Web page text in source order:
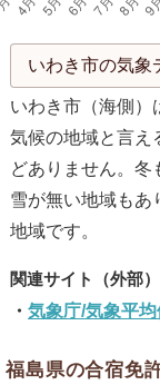
いわき市の気象
いわき市（海側）
気候の地域と言え
どありません。冬
雪が無い地域もあ
地域です。
気象庁/気象平
福島県の合宿免